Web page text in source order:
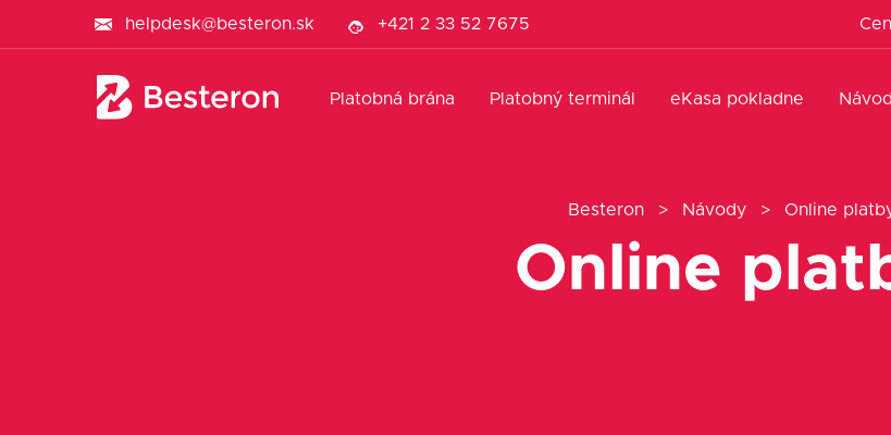
helpdesk@besteron.sk +421 2 33 52 7675
eKasa pokladne
Platobný terminál
Platobná brána
Besteron > Návody > Online
Online